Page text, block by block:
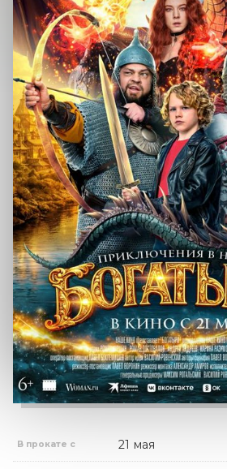
В прокате с 21 мая